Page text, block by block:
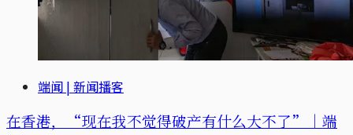
端闻 | 新闻播客
在香港，“现在我不觉得破产有什么大不了”｜端